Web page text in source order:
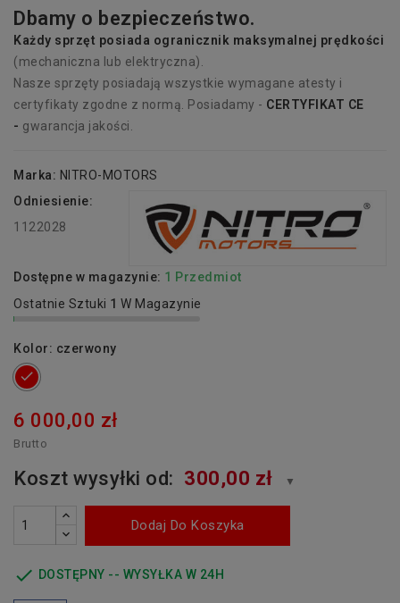
Dbamy o bezpieczeństwo.
Każdy sprzęt posiada ogranicznik maksymalnej prędkości
(mechaniczna lub elektryczna).
Nasze sprzęty posiadają wszystkie wymagane atesty i
certyfikaty zgodne z normą. Posiadamy - CERTYFIKAT CE
- gwarancja jakości.
Marka: NITRO-MOTORS
Odniesienie:
1122028
Dostępne w magazynie: 1 Przedmiot
Ostatnie Sztuki 1 W Magazynie
Kolor: czerwony
czerwony
6 000,00 zł
Brutto
Koszt wysyłki od: 300,00 zł ▼
Dodaj Do Koszyka
 DOSTĘPNY -- WYSYŁKA W 24H